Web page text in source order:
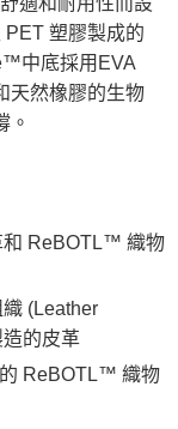
PET 塑膠製成的
中底採用EVA
天然橡膠的生物
。
和 ReBOTL™ 織物
(Leather
的皮革
ReBOTL™ 織物